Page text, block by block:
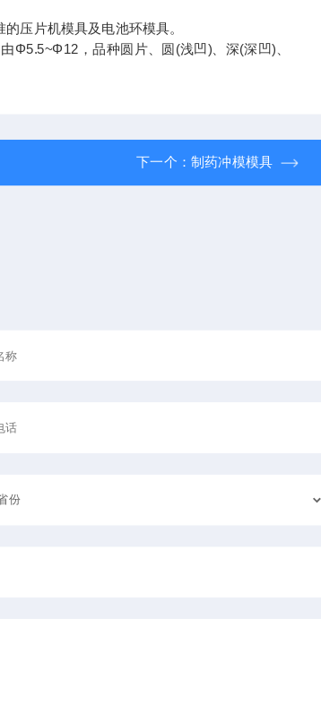
压片机模具及电池环模具。
Φ5.5~Φ12，品种圆片、圆(浅凹)、深(深凹)、
下一个：制药冲模模具